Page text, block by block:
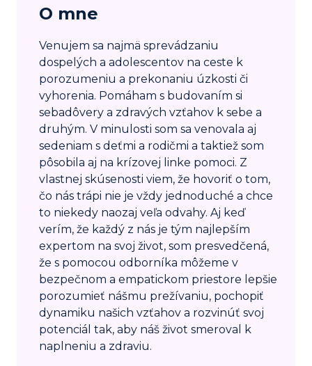
O mne
Venujem sa najmä sprevádzaniu
dospelých a adolescentov na ceste k
porozumeniu a prekonaniu úzkosti či
vyhorenia. Pomáham s budovaním si
sebadôvery a zdravých vzťahov k sebe a
druhým. V minulosti som sa venovala aj
sedeniam s deťmi a rodičmi a taktiež som
pôsobila aj na krízovej linke pomoci. Z
vlastnej skúsenosti viem, že hovoriť o tom,
čo nás trápi nie je vždy jednoduché a chce
to niekedy naozaj veľa odvahy. Aj keď
verím, že každý z nás je tým najlepším
expertom na svoj život, som presvedčená,
že s pomocou odborníka môžeme v
bezpečnom a empatickom priestore lepšie
porozumieť nášmu prežívaniu, pochopiť
dynamiku našich vzťahov a rozvinúť svoj
potenciál tak, aby náš život smeroval k
naplneniu a zdraviu.